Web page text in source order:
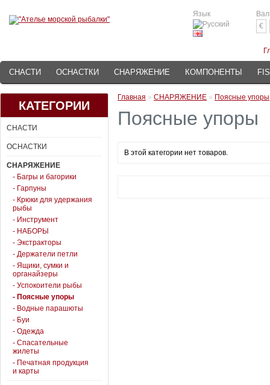
Язык
€
СНАСТИ ОСНАСТКИ СНАРЯЖЕНИЕ КОМПОНЕНТЫ
КАТЕГОРИИ
СНАСТИ
ОСНАСТКИ
СНАРЯЖЕНИЕ
- Багры и багорики
- Гарпуны
- Крюки для удержания
рыбы
- Инструмент
- НАБОРЫ
- Экстракторы
- Держатели петли
- Ящики, сумки и
органайзеры
- Успокоители рыбы
- Поясные упоры
- Водные парашюты
- Буи
- Одежда
- Спасательные
жилеты
- Печатная продукция
и карты
Главная » СНАРЯЖЕНИЕ » Поясные упоры
Поясные упоры
В этой категории нет товаров.